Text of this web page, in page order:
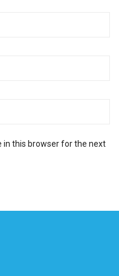
in this browser for the next